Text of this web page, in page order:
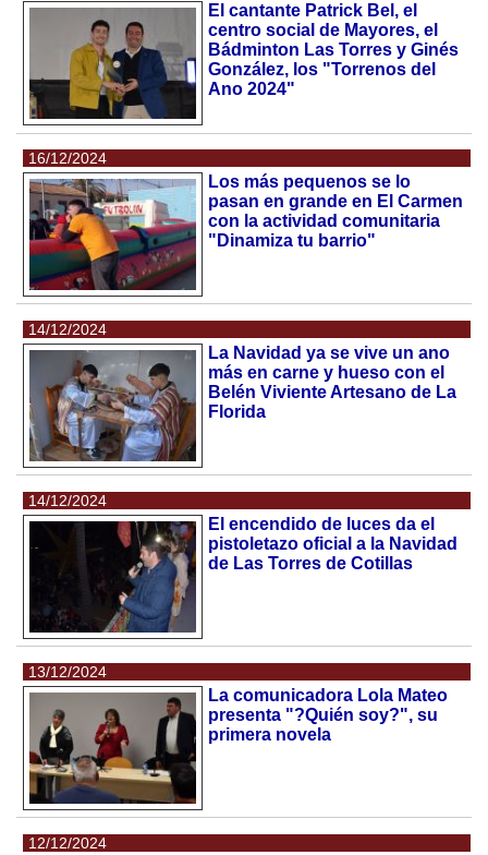
El cantante Patrick Bel, el
centro social de Mayores, el
Bádminton Las Torres y Ginés
González, los "Torrenos del
Ano 2024"
16/12/2024
Los más pequenos se lo
pasan en grande en El Carmen
con la actividad comunitaria
"Dinamiza tu barrio"
14/12/2024
La Navidad ya se vive un ano
más en carne y hueso con el
Belén Viviente Artesano de La
Florida
14/12/2024
El encendido de luces da el
pistoletazo oficial a la Navidad
de Las Torres de Cotillas
13/12/2024
La comunicadora Lola Mateo
presenta "?Quién soy?", su
primera novela
12/12/2024